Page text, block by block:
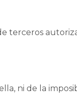
terceros
ni de la